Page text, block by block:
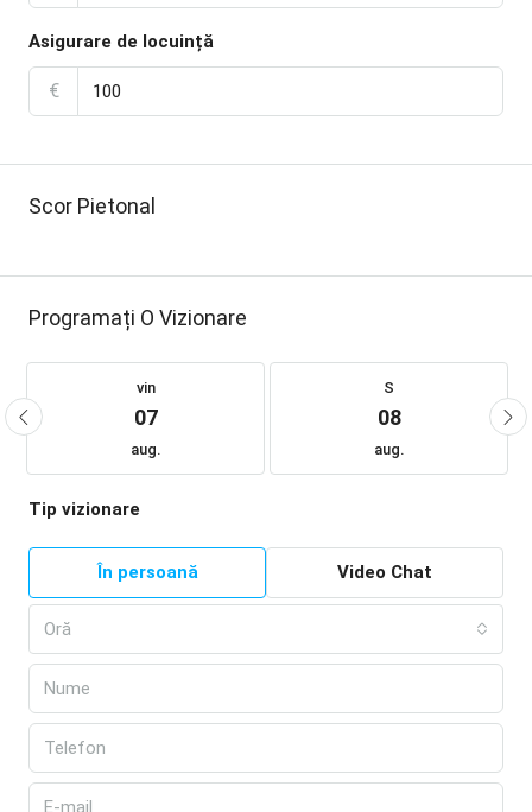
Asigurare de locuință
€
Scor Pietonal
Programați O Vizionare
vin
07
aug.
S
08
aug.
Tip vizionare
În persoană Video Chat
Oră